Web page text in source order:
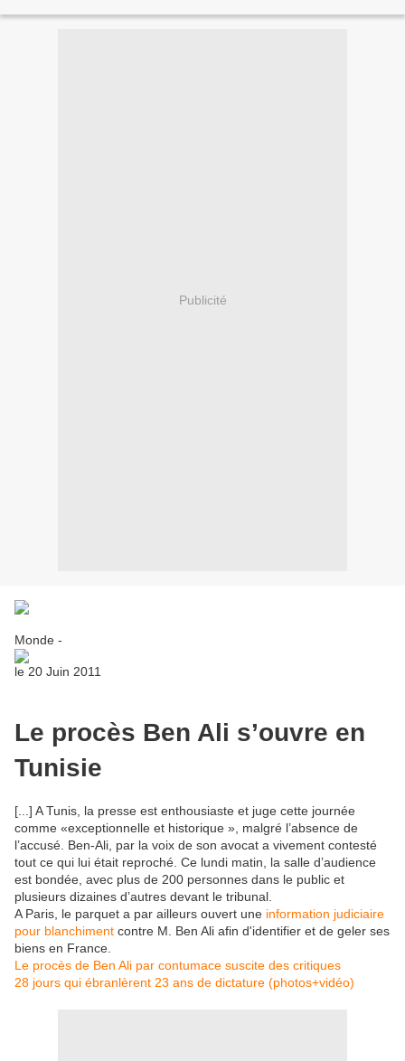
Publicité
Monde -
le 20 Juin 2011
Le procès Ben Ali s’ouvre en
Tunisie
[...] A Tunis, la presse est enthousiaste et juge cette journée
comme «exceptionnelle et historique », malgré l’absence de
l’accusé. Ben-Ali, par la voix de son avocat a vivement contesté
tout ce qui lui était reproché. Ce lundi matin, la salle d’audience
est bondée, avec plus de 200 personnes dans le public et
plusieurs dizaines d’autres devant le tribunal.
A Paris, le parquet a par ailleurs ouvert une information judiciaire
pour blanchiment contre M. Ben Ali afin d'identifier et de geler ses
biens en France.
Le procès de Ben Ali par contumace suscite des critiques
28 jours qui ébranlèrent 23 ans de dictature (photos+vidéo)